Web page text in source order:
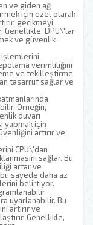
ve giden ağ
için özel olarak
gecikmeyi
Genellikle, DPU\'lar
ve güvenlik
işlemlerini
verimliliğini
ve tekilleştirme
tasarruf sağlar ve
Örneğin,
duvarı
için
artırır ve
CPU\'dan
sağlar. Bu
artar ve
sayede daha az
belirtiyor.
uyarlanabilir. Bu
artırır ve
Genellikle,